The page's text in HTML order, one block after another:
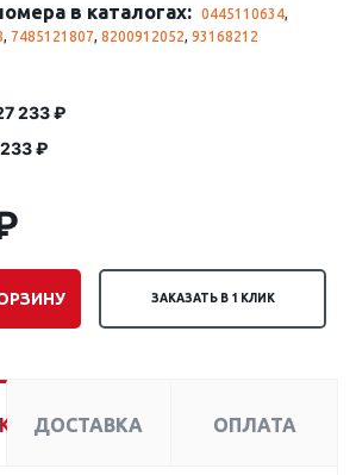
в каталогах: 0445110634,
, 7485121807, 8200912052, 93168212
233 ₽
₽
ЗАКАЗАТЬ В 1 КЛИК
ДОСТАВКА ОПЛАТА